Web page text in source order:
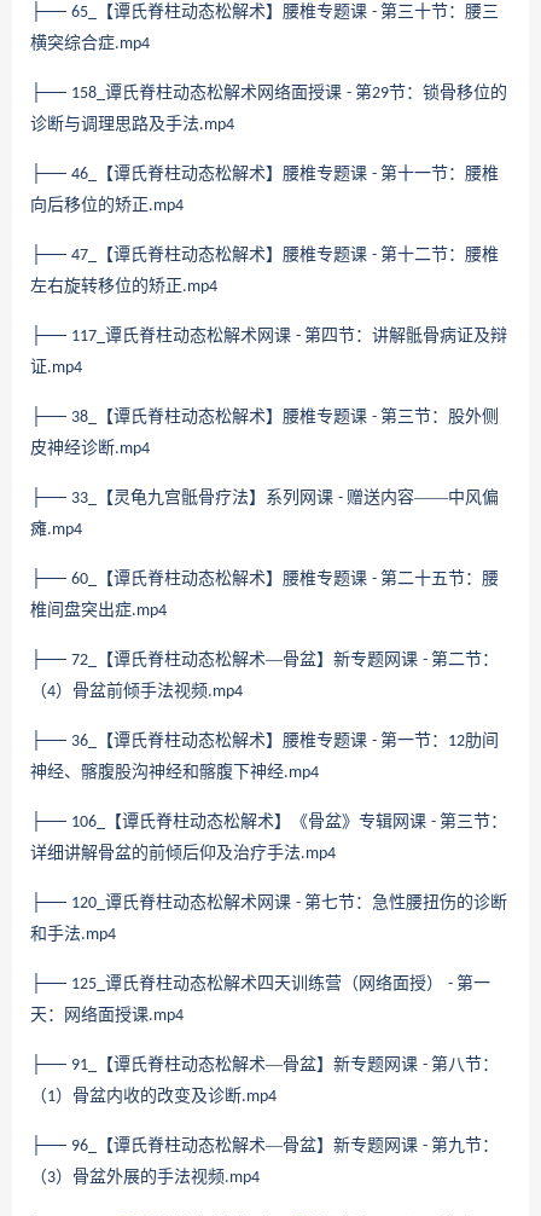
├── 65_ 【谭氏脊柱动态松解术】腰椎专题课 - 第三十节：腰三
横突综合症.mp4
├── 158_ 谭氏脊柱动态松解术网络面授课 - 第29节：锁骨移位的
诊断与调理思路及手法.mp4
├── 46_ 【谭氏脊柱动态松解术】腰椎专题课 - 第十一节：腰椎
向后移位的矫正.mp4
├── 47_ 【谭氏脊柱动态松解术】腰椎专题课 - 第十二节：腰椎
左右旋转移位的矫正.mp4
├── 117_ 谭氏脊柱动态松解术网课 - 第四节：讲解骶骨病证及辩
证.mp4
├── 38_ 【谭氏脊柱动态松解术】腰椎专题课 - 第三节：股外侧
皮神经诊断.mp4
├── 33_ 【灵龟九宫骶骨疗法】系列网课 - 赠送内容——中风偏
瘫.mp4
├── 60_ 【谭氏脊柱动态松解术】腰椎专题课 - 第二十五节：腰
椎间盘突出症.mp4
├── 72_ 【谭氏脊柱动态松解术—骨盆】新专题网课 - 第二节：
（4）骨盆前倾手法视频.mp4
├── 36_ 【谭氏脊柱动态松解术】腰椎专题课 - 第一节： 12肋间
神经、髂腹股沟神经和髂腹下神经.mp4
├── 106_ 【谭氏脊柱动态松解术】《骨盆》专辑网课 - 第三节：
详细讲解骨盆的前倾后仰及治疗手法.mp4
├── 120_ 谭氏脊柱动态松解术网课 - 第七节：急性腰扭伤的诊断
和手法.mp4
├── 125_ 谭氏脊柱动态松解术四天训练营（网络面授） - 第一
天：网络面授课.mp4
├── 91_ 【谭氏脊柱动态松解术—骨盆】新专题网课 - 第八节：
（1）骨盆内收的改变及诊断.mp4
├── 96_ 【谭氏脊柱动态松解术—骨盆】新专题网课 - 第九节：
（3）骨盆外展的手法视频.mp4